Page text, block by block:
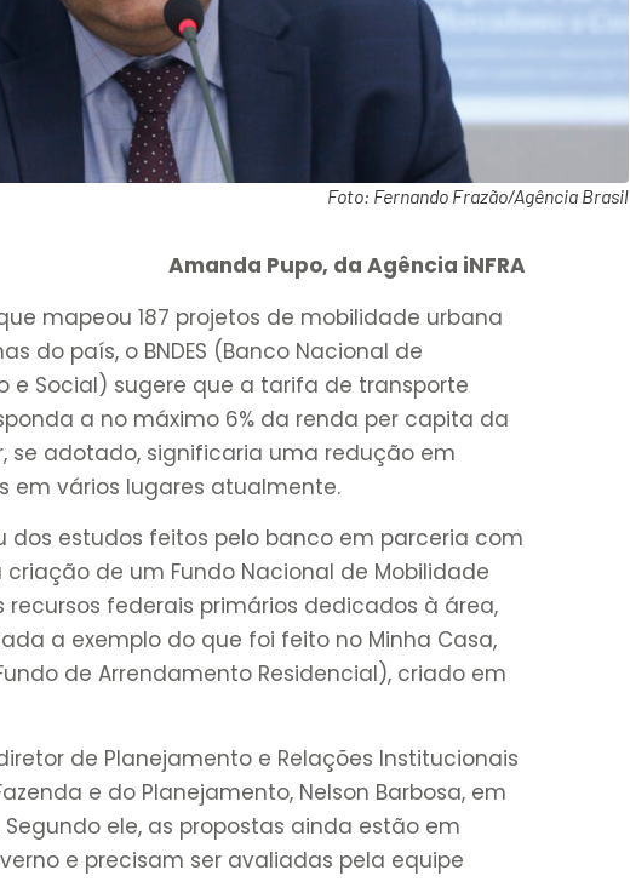
Foto: Fernando Frazão/Agência Brasil
Amanda Pupo, da Agência iNFRA
mapeou 187 projetos de mobilidade urbana
do país, o BNDES (Banco Nacional de
e Social) sugere que a tarifa de transporte
a no máximo 6% da renda per capita da
se adotado, significaria uma redução em
em vários lugares atualmente.
dos estudos feitos pelo banco em parceria com
de um Fundo Nacional de Mobilidade
recursos federais primários dedicados à área,
a exemplo do que foi feito no Minha Casa,
de Arrendamento Residencial), criado em
de Planejamento e Relações Institucionais
e do Planejamento, Nelson Barbosa, em
Segundo ele, as propostas ainda estão em
e precisam ser avaliadas pela equipe